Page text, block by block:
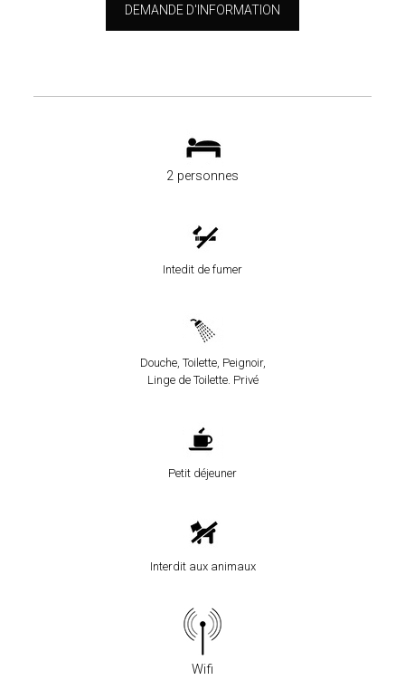
DEMANDE D'INFORMATION
2 personnes
Intedit de fumer
Douche, Toilette, Peignoir,
Linge de Toilette. Privé
Petit déjeuner
Interdit aux animaux
Wifi